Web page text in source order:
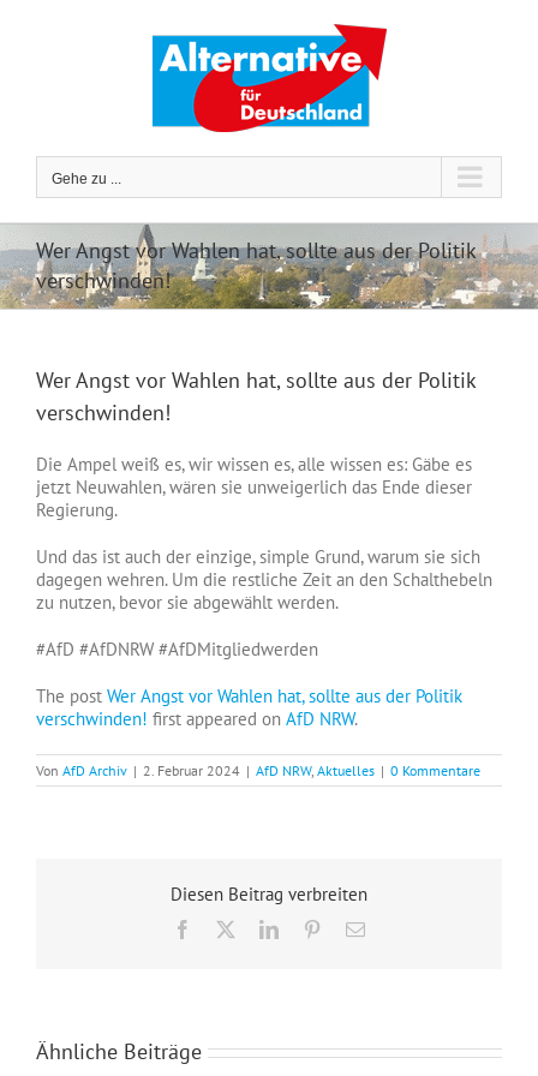
Gehe zu ...
Wer Angst vor Wahlen hat, sollte aus der Politik
verschwinden!
Wer Angst vor Wahlen hat, sollte aus der Politik
verschwinden!
Die Ampel weiß es, wir wissen es, alle wissen es: Gäbe es
jetzt Neuwahlen, wären sie unweigerlich das Ende dieser
Regierung.
Und das ist auch der einzige, simple Grund, warum sie sich
dagegen wehren. Um die restliche Zeit an den Schalthebeln
zu nutzen, bevor sie abgewählt werden.
#AfD #AfDNRW #AfDMitgliedwerden
The post Wer Angst vor Wahlen hat, sollte aus der Politik
verschwinden! first appeared on AfD NRW.
Von AfD Archiv | 2. Februar 2024 | AfD NRW, Aktuelles | 0 Kommentare
Diesen Beitrag verbreiten
Facebook LinkedInPinterest
E-
Ähnliche Beiträge